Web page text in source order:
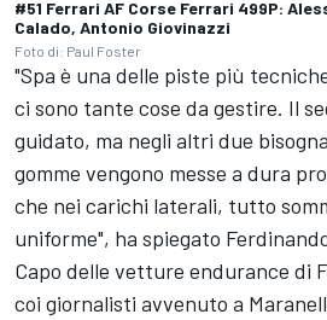
#51 Ferrari AF Corse Ferrari 499P:
Calado, Antonio Giovinazzi
Foto di: Paul Foster
"Spa è una delle piste più
ci sono tante cose da gestire. Il
guidato, ma negli altri due
gomme vengono messe a dura
che nei carichi laterali, tutto
uniforme", ha spiegato
Capo delle vetture endurance di
coi giornalisti avvenuto a